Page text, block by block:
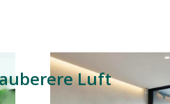
Luft